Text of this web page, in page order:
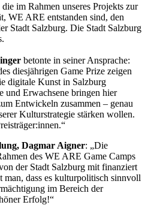
im Rahmen unseres Projekts zur
WE ARE entstanden sind, den
Stadt Salzburg. Die Stadt Salzburg
betonte in seiner Ansprache:
diesjährigen Game Prize zeigen
digitale Kunst in Salzburg
und Erwachsene bringen hier
Entwickeln zusammen – genau
Kulturstrategie stärken wollen.
Dagmar Aigner: „Die
des WE ARE Game Camps
der Stadt Salzburg mit finanziert
dass es kulturpolitisch sinnvoll
im Bereich der
Erfolg!“